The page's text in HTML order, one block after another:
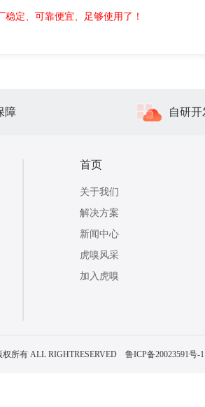
稳定、可靠便宜、足够使用了！
障 自研
首页
关于我们
解决方案
新闻中心
虎嗅风采
加入虎嗅
所有 ALL RIGHTRESERVED 鲁ICP备20023591号-1